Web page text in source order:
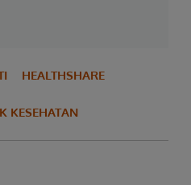
HEALTHSHARE
KESEHATAN